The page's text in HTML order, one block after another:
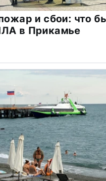
и сбои: что
в Прикамье